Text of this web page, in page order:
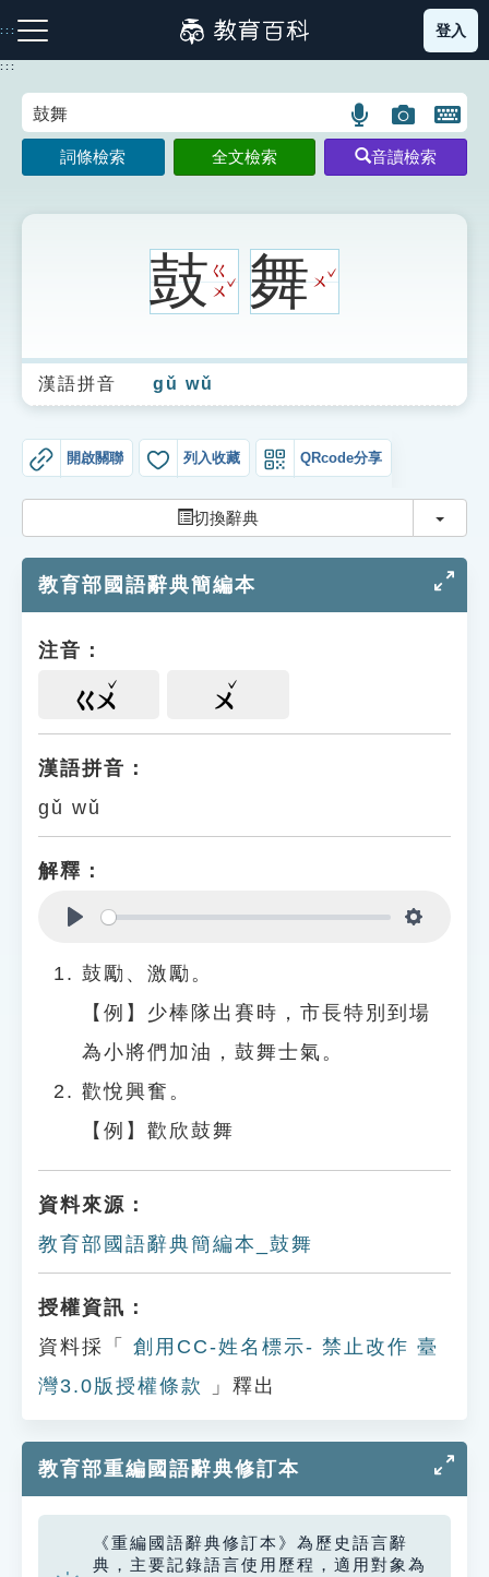
到
主
:::
注音索引圖示 筆畫索引圖示 部首索引表圖示
生字詞彙表
成語故事
索引選單
單字索引
遊戲專區
貓頭鷹博士
登入
:::
語
言
搜
圖
片
搜
開
鍵
圖
詞條檢索 全文檢索 音讀檢索
鼓ㄍ
ㄨ
ˇ舞ㄨ
ˇ
漢語拼音 gǔ wǔ
開啟關聯 列入收藏 QRcode分享
切換辭典 切換
教育部國語辭典簡編本
注音：
ㄍㄨ ㄨ
漢語拼音：
gǔ wǔ
解釋：
鼓勵、激勵。
【例】少棒隊出賽時，市長特別到場
為小將們加油，鼓舞士氣。
歡悅興奮。
【例】歡欣鼓舞
資料來源：
教育部國語辭典簡編本_鼓舞
授權資訊：
資料採「
創用CC-姓名標示- 禁止改作 臺
灣3.0版授權條款
」釋出
教育部重編國語辭典修訂本
《重編國語辭典修訂本》為歷史語言辭
典，主要記錄語言使用歷程，適用對象為